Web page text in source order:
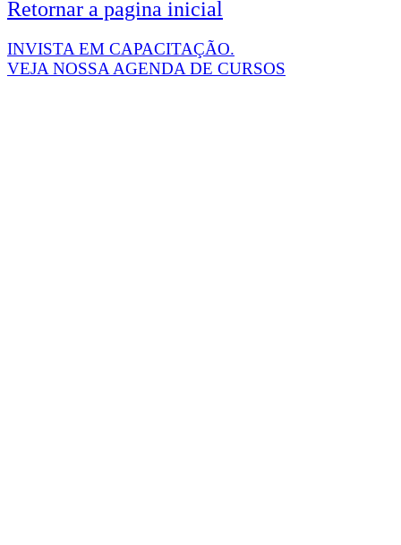
Retornar a pagina inicial
INVISTA EM CAPACITAÇÃO.
VEJA NOSSA AGENDA DE CURSOS